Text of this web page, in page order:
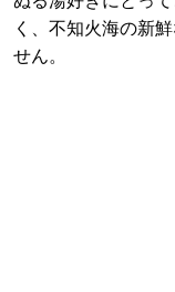
く、不知火海の新
せん。